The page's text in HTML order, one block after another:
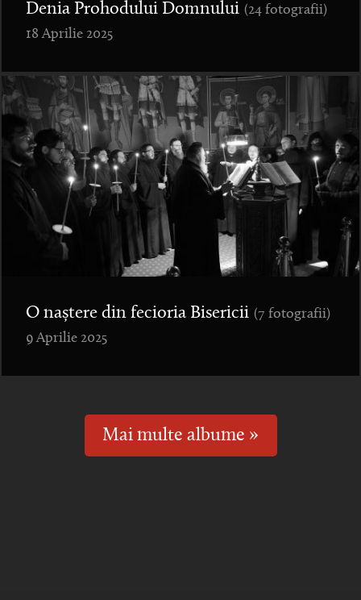
Denia Prohodului Domnului (24 fotografii)
18 Aprilie 2025
O naștere din fecioria Bisericii (7 fotografii)
9 Aprilie 2025
Mai multe albume »